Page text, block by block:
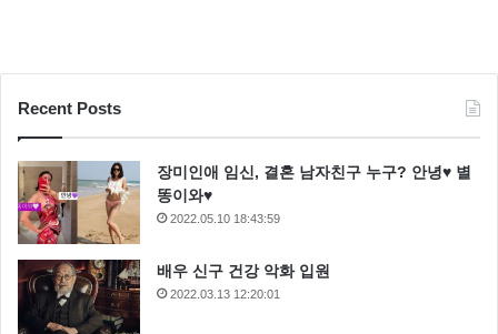
Recent Posts
장미인애 임신, 결혼 남자친구 누구? 안녕♥ 별
똥이와♥
2022.05.10 18:43:59
배우 신구 건강 악화 입원
2022.03.13 12:20:01